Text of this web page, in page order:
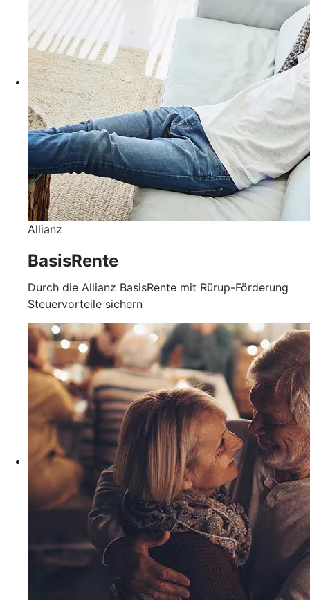
Allianz
BasisRente
Durch die Allianz BasisRente mit Rürup-Förderung
Steuervorteile sichern